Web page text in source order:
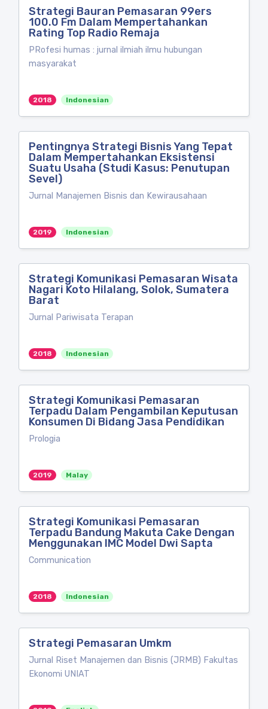
Strategi Bauran Pemasaran 99ers
100.0 Fm Dalam Mempertahankan
Rating Top Radio Remaja
PRofesi humas : jurnal ilmiah ilmu hubungan
masyarakat
2018 Indonesian
Pentingnya Strategi Bisnis Yang Tepat
Dalam Mempertahankan Eksistensi
Suatu Usaha (Studi Kasus: Penutupan
Sevel)
Jurnal Manajemen Bisnis dan Kewirausahaan
2019 Indonesian
Strategi Komunikasi Pemasaran Wisata
Nagari Koto Hilalang, Solok, Sumatera
Barat
Jurnal Pariwisata Terapan
2018 Indonesian
Strategi Komunikasi Pemasaran
Terpadu Dalam Pengambilan Keputusan
Konsumen Di Bidang Jasa Pendidikan
Prologia
2019 Malay
Strategi Komunikasi Pemasaran
Terpadu Bandung Makuta Cake Dengan
Menggunakan IMC Model Dwi Sapta
Communication
2018 Indonesian
Strategi Pemasaran Umkm
Jurnal Riset Manajemen dan Bisnis (JRMB) Fakultas
Ekonomi UNIAT